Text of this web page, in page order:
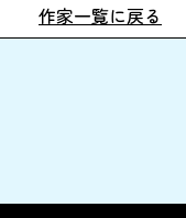
作家一覧に戻る